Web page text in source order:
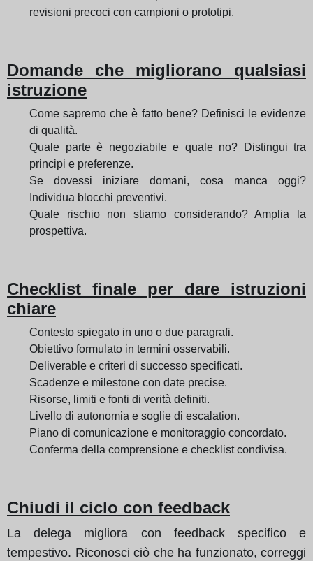
revisioni precoci con campioni o prototipi.
Domande che migliorano qualsiasi
istruzione
Come sapremo che è fatto bene? Definisci le evidenze
di qualità.
Quale parte è negoziabile e quale no? Distingui tra
principi e preferenze.
Se dovessi iniziare domani, cosa manca oggi?
Individua blocchi preventivi.
Quale rischio non stiamo considerando? Amplia la
prospettiva.
Checklist finale per dare istruzioni
chiare
Contesto spiegato in uno o due paragrafi.
Obiettivo formulato in termini osservabili.
Deliverable e criteri di successo specificati.
Scadenze e milestone con date precise.
Risorse, limiti e fonti di verità definiti.
Livello di autonomia e soglie di escalation.
Piano di comunicazione e monitoraggio concordato.
Conferma della comprensione e checklist condivisa.
Chiudi il ciclo con feedback
La delega migliora con feedback specifico e
tempestivo. Riconosci ciò che ha funzionato, correggi